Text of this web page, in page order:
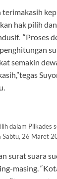
terimakasih
hak pilih
“Proses
semakin
dalam Pilkades
Sabtu, 26 Maret
surat suara
masing.